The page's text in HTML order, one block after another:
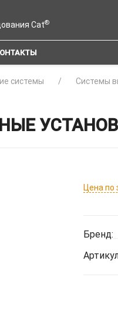
Cat®
системы Системы
Цена по
Бренд: